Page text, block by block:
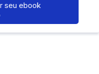
seu ebook